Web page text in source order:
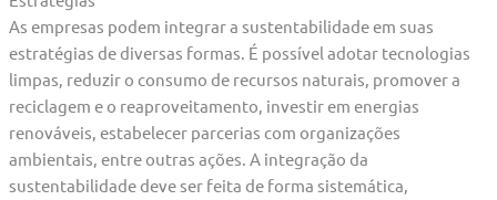
As empresas podem integrar a sustentabilidade em suas
estratégias de diversas formas. É possível adotar tecnologias
limpas, reduzir o consumo de recursos naturais, promover a
reciclagem e o reaproveitamento, investir em energias
renováveis, estabelecer parcerias com organizações
ambientais, entre outras ações. A integração da
sustentabilidade deve ser feita de forma sistemática,